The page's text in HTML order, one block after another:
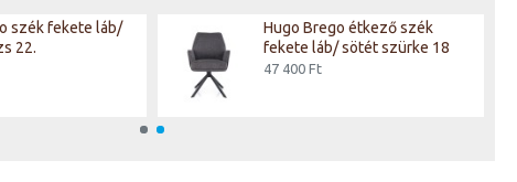
szék fekete láb/
22.
Hugo Brego étkező szék
fekete láb/ sötét szürke 18
47 400 Ft